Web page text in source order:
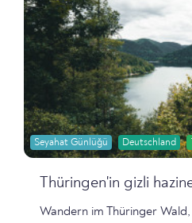
Seyahat Günlüğü Deutschland
Thüringen'in gizli
Wandern im Thüringer